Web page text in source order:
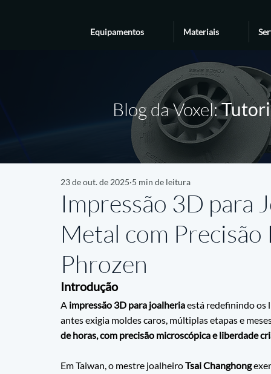
Equipamentos Materiais
Blog da Voxel:
Impressão 3D para
Metal com
Phrozen
23 de out. de 2025 5 min de leitura
Introdução
A impressão 3D para joalheria está redefinindo os
antes exigia moldes caros, múltiplas etapas e
de horas, com precisão microscópica e liberdade
Em Taiwan, o mestre joalheiro Tsai Changhong